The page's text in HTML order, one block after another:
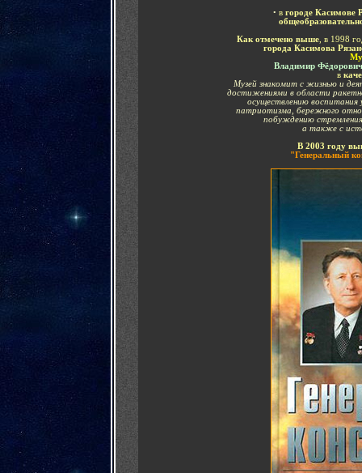
• в городе Касимове
Как отмечено выше , в 1998
города Касимова
М
Владимир
в
Музей знакомит с жизнью и
достижениями в области
осуществлению воспитания
патриотизма, бережного
побуждению стремления
а также с
В 2003 году
"Генеральный